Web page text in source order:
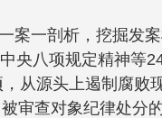
案一剖析，挖掘
央八项规定精神
从源头上遏制腐
审查对象纪律处分